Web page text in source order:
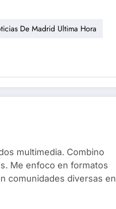
De Madrid Ultima Hora
multimedia. Combino
Me enfoco en formatos
comunidades diversas en